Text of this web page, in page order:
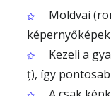
Moldvai
Kezeli a
ț), így